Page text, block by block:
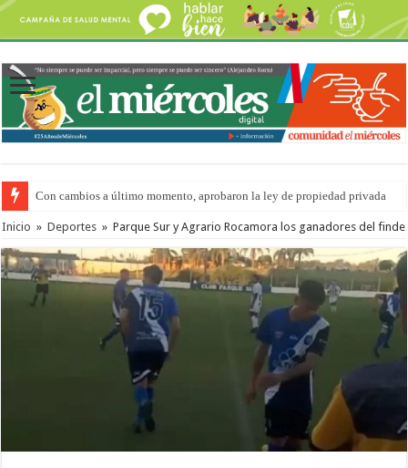
Con cambios a último momento, aprobaron la ley de propiedad privada
Inicio » Deportes » Parque Sur y Agrario Rocamora los ganadores del finde